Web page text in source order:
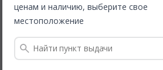
ценам и наличию, выберите свое
местоположение
1 120₽
Подробнее